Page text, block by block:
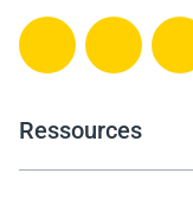
Ressources